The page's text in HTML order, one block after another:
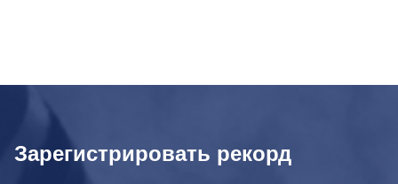
Зарегистрировать рекорд